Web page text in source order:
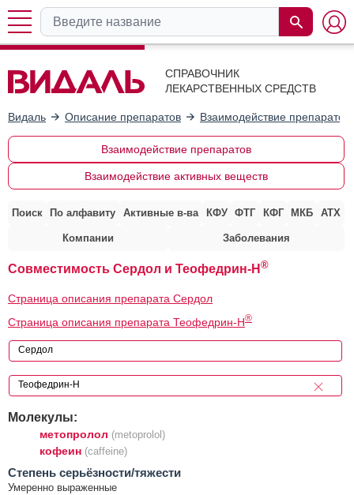
СПРАВОЧНИК
ЛЕКАРСТВЕННЫХ СРЕДСТВ
Видаль Описание препаратов Взаимодействие препаратов
Взаимодействие препаратов
Взаимодействие активных веществ
Поиск По алфавиту Активные в-ва КФУ ФТГ КФГ МКБ АТХ
Компании Заболевания
Совместимость Сердол и Теофедрин-Н ®
Страница описания препарата Сердол
Страница описания препарата Теофедрин-Н®
Молекулы:
метопролол (metoprolol)
кофеин (caffeine)
Cтепень серьёзности/тяжести
Умеренно выраженные